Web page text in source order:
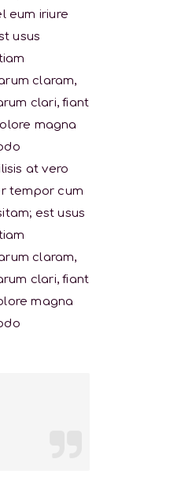
eum iriure
usus
claram,
clari, fiant
magna
at vero
tempor cum
est usus
claram,
clari, fiant
magna